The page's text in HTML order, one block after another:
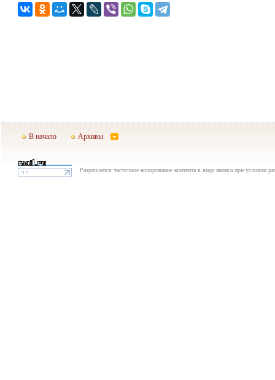
В начало Архивы
Разрешается частичное копирование контента в виде анонса при условии